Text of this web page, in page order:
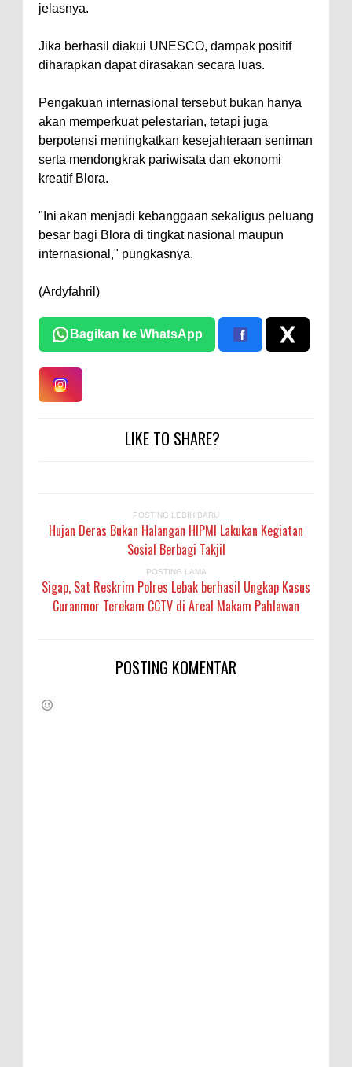
jelasnya.
Jika berhasil diakui UNESCO, dampak positif
diharapkan dapat dirasakan secara luas.
Pengakuan internasional tersebut bukan hanya
akan memperkuat pelestarian, tetapi juga
berpotensi meningkatkan kesejahteraan seniman
serta mendongkrak pariwisata dan ekonomi
kreatif Blora.
"Ini akan menjadi kebanggaan sekaligus peluang
besar bagi Blora di tingkat nasional maupun
internasional," pungkasnya.
(Ardyfahril)
Bagikan ke WhatsApp
LIKE TO SHARE?
POSTING LEBIH BARU
Hujan Deras Bukan Halangan HIPMI Lakukan Kegiatan
Sosial Berbagi Takjil
POSTING LAMA
Sigap, Sat Reskrim Polres Lebak berhasil Ungkap Kasus
Curanmor Terekam CCTV di Areal Makam Pahlawan
POSTING KOMENTAR